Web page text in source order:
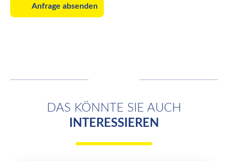
Anfrage absenden
DAS KÖNNTE SIE AUCH
INTERESSIEREN